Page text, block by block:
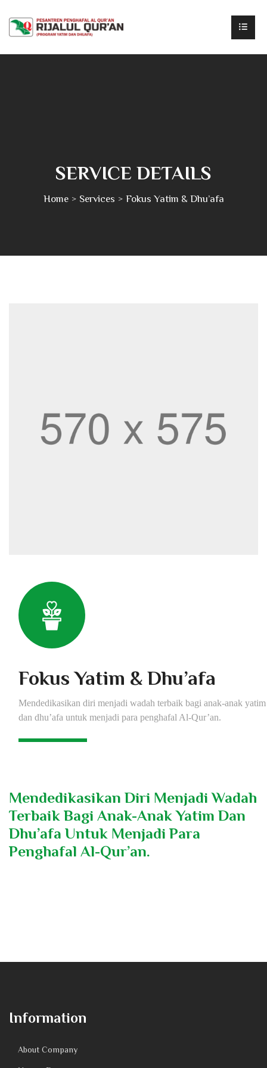
SERVICE DETAILS
Home Services Fokus Yatim & Dhu’afa
Fokus Yatim & Dhu’afa
Mendedikasikan diri menjadi wadah terbaik bagi anak-anak yatim
dan dhu’afa untuk menjadi para penghafal Al-Qur’an.
Mendedikasikan Diri Menjadi Wadah
Terbaik Bagi Anak-Anak Yatim Dan
Dhu’afa Untuk Menjadi Para
Penghafal Al-Qur’an.
Information
About Company